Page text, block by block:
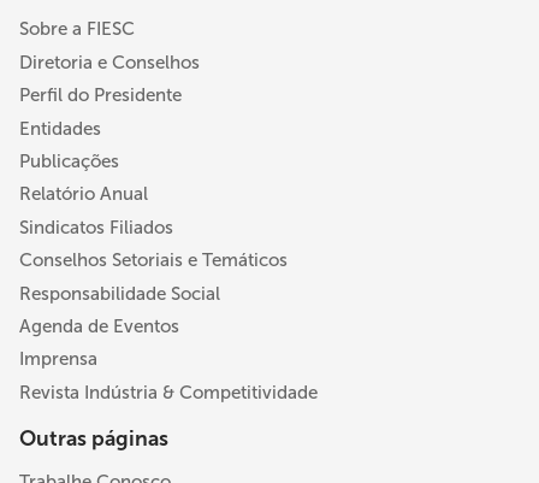
Sobre a FIESC
Diretoria e Conselhos
Perfil do Presidente
Entidades
Publicações
Relatório Anual
Sindicatos Filiados
Conselhos Setoriais e Temáticos
Responsabilidade Social
Agenda de Eventos
Imprensa
Revista Indústria & Competitividade
Outras páginas